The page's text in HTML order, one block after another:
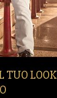
TUO LOOK